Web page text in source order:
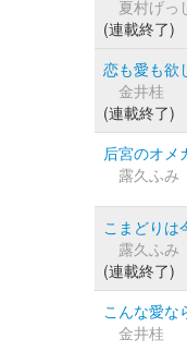
夏村げっ
(連載終了)
恋も愛も欲
金井桂
(連載終了)
后宮のオメ
露久ふみ
こまどりは
露久ふみ
(連載終了)
こんな愛な
金井桂